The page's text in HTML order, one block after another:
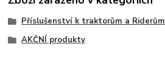
Příslušenství k traktorům a Riderům
AKČNÍ produkty